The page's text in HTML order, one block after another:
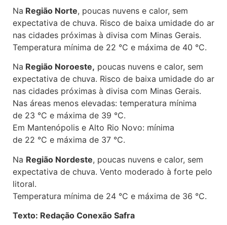
Na Região Norte, poucas nuvens e calor, sem
expectativa de chuva. Risco de baixa umidade do ar
nas cidades próximas à divisa com Minas Gerais.
Temperatura mínima de 22 °C e máxima de 40 °C.
Na Região Noroeste, poucas nuvens e calor, sem
expectativa de chuva. Risco de baixa umidade do ar
nas cidades próximas à divisa com Minas Gerais.
Nas áreas menos elevadas: temperatura mínima
de 23 °C e máxima de 39 °C.
Em Mantenópolis e Alto Rio Novo: mínima
de 22 °C e máxima de 37 °C.
Na Região Nordeste, poucas nuvens e calor, sem
expectativa de chuva. Vento moderado à forte pelo
litoral.
Temperatura mínima de 24 °C e máxima de 36 °C.
Texto: Redação Conexão Safra